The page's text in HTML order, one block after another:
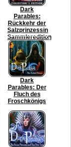
Dark
Parables:
Rückkehr der
Salzprinzessin
Sammleredition
Dark
Parables: Der
Fluch des
Froschkönigs